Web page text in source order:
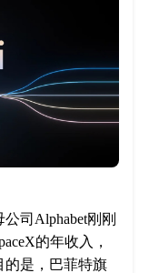
司Alphabet刚刚
的年收入，
的是，巴菲特旗